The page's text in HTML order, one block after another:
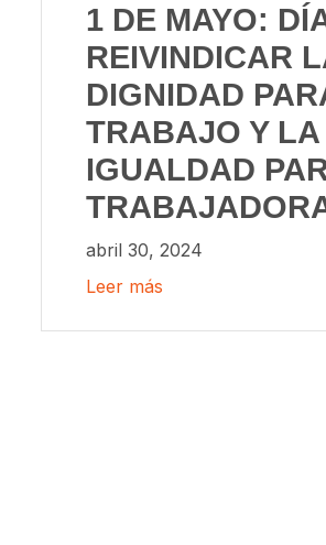
1 DE MAYO:
REIVINDICAR
DIGNIDAD
TRABAJO Y LA
IGUALDAD
abril 30, 2024
Leer más